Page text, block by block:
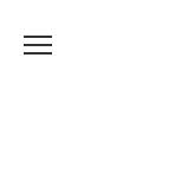
содержанию